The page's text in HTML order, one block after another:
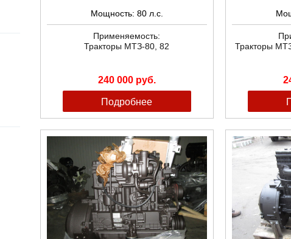
Мощность: 80 л.с.
Применяемость:
Тракторы МТЗ-80, 82
240 000 руб.
Подробнее
Тракторы